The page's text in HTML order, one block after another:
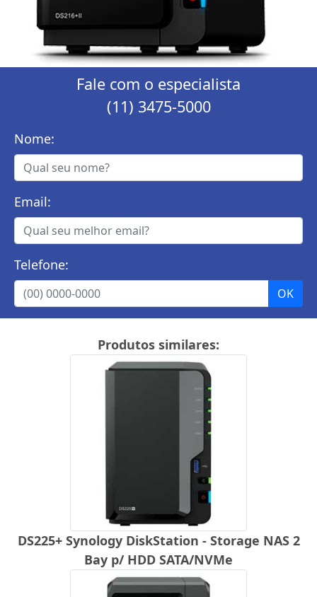
Fale com o especialista
(11) 3475-5000
Nome:
Email:
Telefone:
Produtos similares:
DS225+ Synology DiskStation - Storage NAS 2
Bay p/ HDD SATA/NVMe